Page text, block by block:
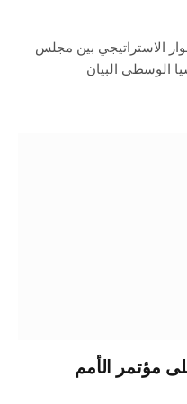
الاستراتيجي بين مجلس
الوسطى البيان
مؤتمر الأمم